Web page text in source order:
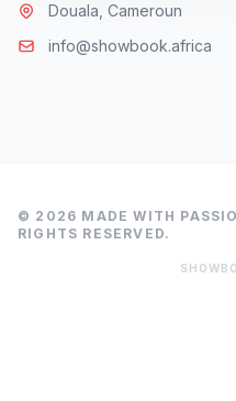
Douala, Cameroun
info@showbook.africa
© 2026 MADE WITH
RIGHTS RESERVED.